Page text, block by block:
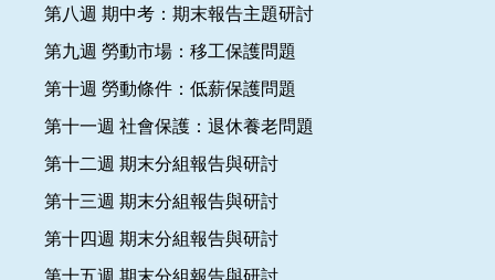
第八週 期中考：期末報告主題研討
第九週 勞動市場：移工保護問題
第十週 勞動條件：低薪保護問題
第十一週 社會保護：退休養老問題
第十二週 期末分組報告與研討
第十三週 期末分組報告與研討
第十四週 期末分組報告與研討